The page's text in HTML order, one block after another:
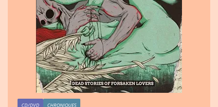
CD/DVD CHRONIQUES